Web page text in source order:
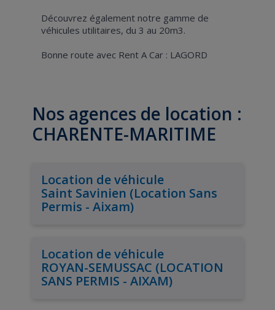
Découvrez également notre gamme de
véhicules utilitaires, du 3 au 20m3.
Bonne route avec Rent A Car : LAGORD
Nos agences de location :
CHARENTE-MARITIME
Location de véhicule
Saint Savinien (Location Sans
Permis - Aixam)
Location de véhicule
ROYAN-SEMUSSAC (LOCATION
SANS PERMIS - AIXAM)